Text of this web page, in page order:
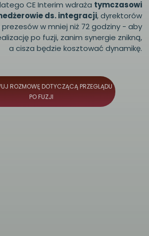
CE Interim wdraża tymczasowi
ds. integracji, dyrektorów
w mniej niż 72 godziny - aby
po fuzji, zanim synergie znikną,
a cisza będzie kosztować dynamikę.
ROZMOWĘ DOTYCZĄCĄ PRZEGLĄDU
PO FUZJI